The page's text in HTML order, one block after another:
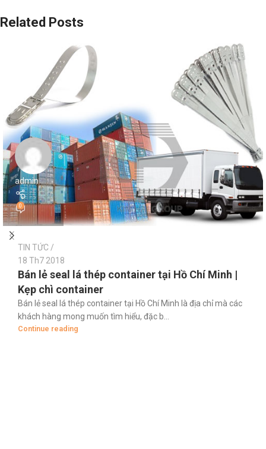
Related Posts
admin
0
TIN TỨC
18 Th7 2018
Bán lẻ seal lá thép container tại Hồ Chí Minh |
Kẹp chì container
Bán lẻ seal lá thép container tại Hồ Chí Minh là địa chỉ mà các
khách hàng mong muốn tìm hiểu, đặc b...
Continue reading